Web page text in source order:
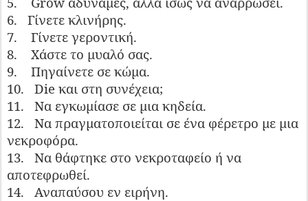
6.
Γίνετε κλινήρης.
7.
Γίνετε γεροντική.
8.
Χάστε το μυαλό σας.
9.
Πηγαίνετε σε κώμα.
10.
Die και στη συνέχεια;
11.
Να εγκωμίασε σε μια κηδεία.
12.
Να πραγματοποιείται σε ένα φέρετρο με μια
νεκροφόρα.
13.
Να θάφτηκε στο νεκροταφείο ή να
αποτεφρωθεί.
14.
Αναπαύσου εν ειρήνη.